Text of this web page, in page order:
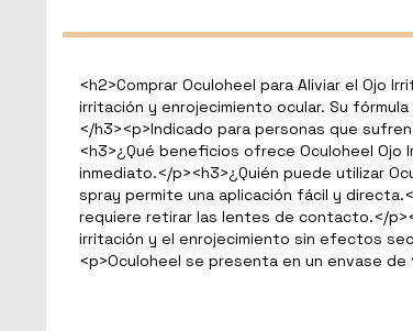
<h2>Comprar Oculoheel para Aliviar el Ojo
irritación y enrojecimiento ocular. Su
</h3><p>Indicado para personas que
<h3>¿Qué beneficios ofrece Oculoheel Ojo
inmediato.</p><h3>¿Quién puede utilizar
spray permite una aplicación fácil y directa.
requiere retirar las lentes de contacto.</p>
irritación y el enrojecimiento sin efectos
<p>Oculoheel se presenta en un envase